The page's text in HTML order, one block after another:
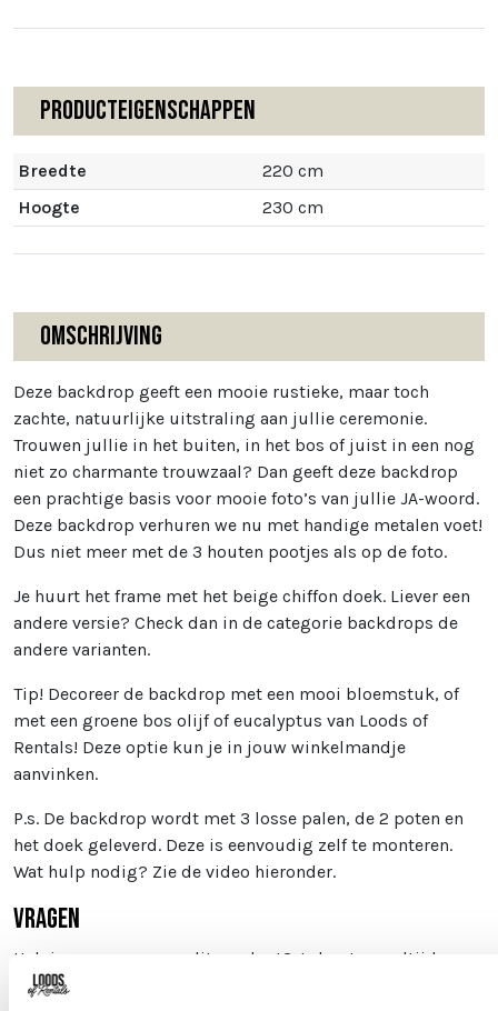
Producteigenschappen
Breedte
220 cm
Hoogte
230 cm
Omschrijving
Deze backdrop geeft een mooie rustieke, maar toch
zachte, natuurlijke uitstraling aan jullie ceremonie.
Trouwen jullie in het buiten, in het bos of juist in een nog
niet zo charmante trouwzaal? Dan geeft deze backdrop
een prachtige basis voor mooie foto’s van jullie JA-woord.
Deze backdrop verhuren we nu met handige metalen voet!
Dus niet meer met de 3 houten pootjes als op de foto.
Je huurt het frame met het beige chiffon doek. Liever een
andere versie? Check dan in de categorie backdrops de
andere varianten.
Tip! Decoreer de backdrop met een mooi bloemstuk, of
met een groene bos olijf of eucalyptus van Loods of
Rentals! Deze optie kun je in jouw winkelmandje
aanvinken.
P.s. De backdrop wordt met 3 losse palen, de 2 poten en
het doek geleverd. Deze is eenvoudig zelf te monteren.
Wat hulp nodig? Zie de video hieronder.
Vragen
Heb je een vraag over dit product? Je kunt ons altijd
mailen naar